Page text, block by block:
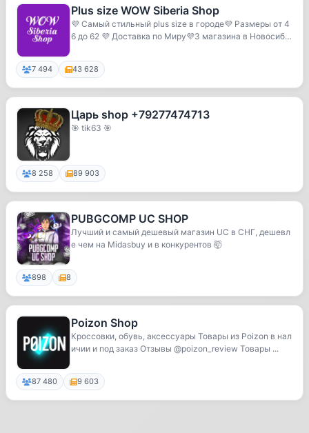
Plus size WOW Siberia Shop
💜 Самый стильный plus size в городе💜 Размеры от 4
6 до 62 💜 Доставка по Миру💜3 магазина в Новосиб
7 494 43 628
Царь shop +79277474713
🎯 tik63 🎯
8 258 89 903
PUBGCOMP UC SHOP
Лучший и самый дешевый магазин UC в СНГ, дешевл
е чем на Midasbuy и в конкурентов 🤯
898 8
Poizon Shop
Кроссовки, обувь, аксессуары Товары из Poizon в нал
ичии и под заказ Отзывы @poizon_review Товары ...
87 480 9 603